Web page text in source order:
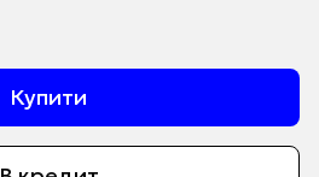
Купити